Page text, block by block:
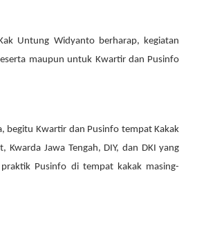
Untung Widyanto berharap, kegiatan
maupun untuk Kwartir dan Pusinfo
begitu Kwartir dan Pusinfo tempat Kakak
Kwarda Jawa Tengah, DIY, dan DKI yang
Pusinfo di tempat kakak masing-